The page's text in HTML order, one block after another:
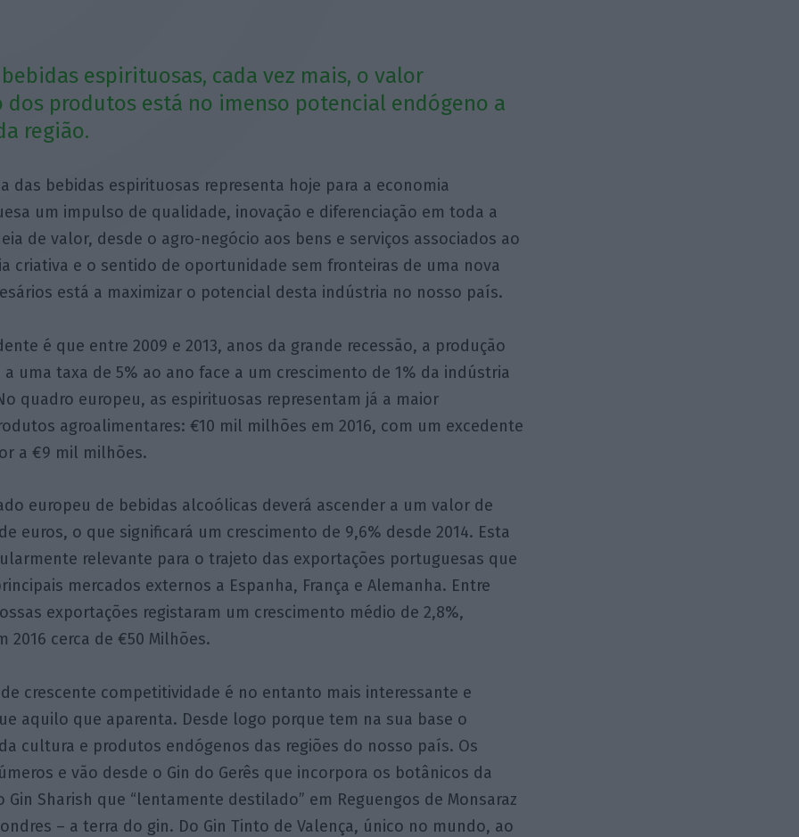
espirituosas, cada vez mais, o valor
dos produtos está no imenso potencial endógeno a
região.
das bebidas espirituosas representa hoje para a economia
um impulso de qualidade, inovação e diferenciação em toda a
de valor, desde o agro-negócio aos bens e serviços associados ao
criativa e o sentido de oportunidade sem fronteiras de uma nova
está a maximizar o potencial desta indústria no nosso país.
é que entre 2009 e 2013, anos da grande recessão, a produção
uma taxa de 5% ao ano face a um crescimento de 1% da indústria
quadro europeu, as espirituosas representam já a maior
agroalimentares: €10 mil milhões em 2016, com um excedente
a €9 mil milhões.
europeu de bebidas alcoólicas deverá ascender a um valor de
euros, o que significará um crescimento de 9,6% desde 2014. Esta
relevante para o trajeto das exportações portuguesas que
mercados externos a Espanha, França e Alemanha. Entre
exportações registaram um crescimento médio de 2,8%,
2016 cerca de €50 Milhões.
crescente competitividade é no entanto mais interessante e
aquilo que aparenta. Desde logo porque tem na sua base o
cultura e produtos endógenos das regiões do nosso país. Os
e vão desde o Gin do Gerês que incorpora os botânicos da
Gin Sharish que “lentamente destilado” em Reguengos de Monsaraz
– a terra do gin. Do Gin Tinto de Valença, único no mundo, ao